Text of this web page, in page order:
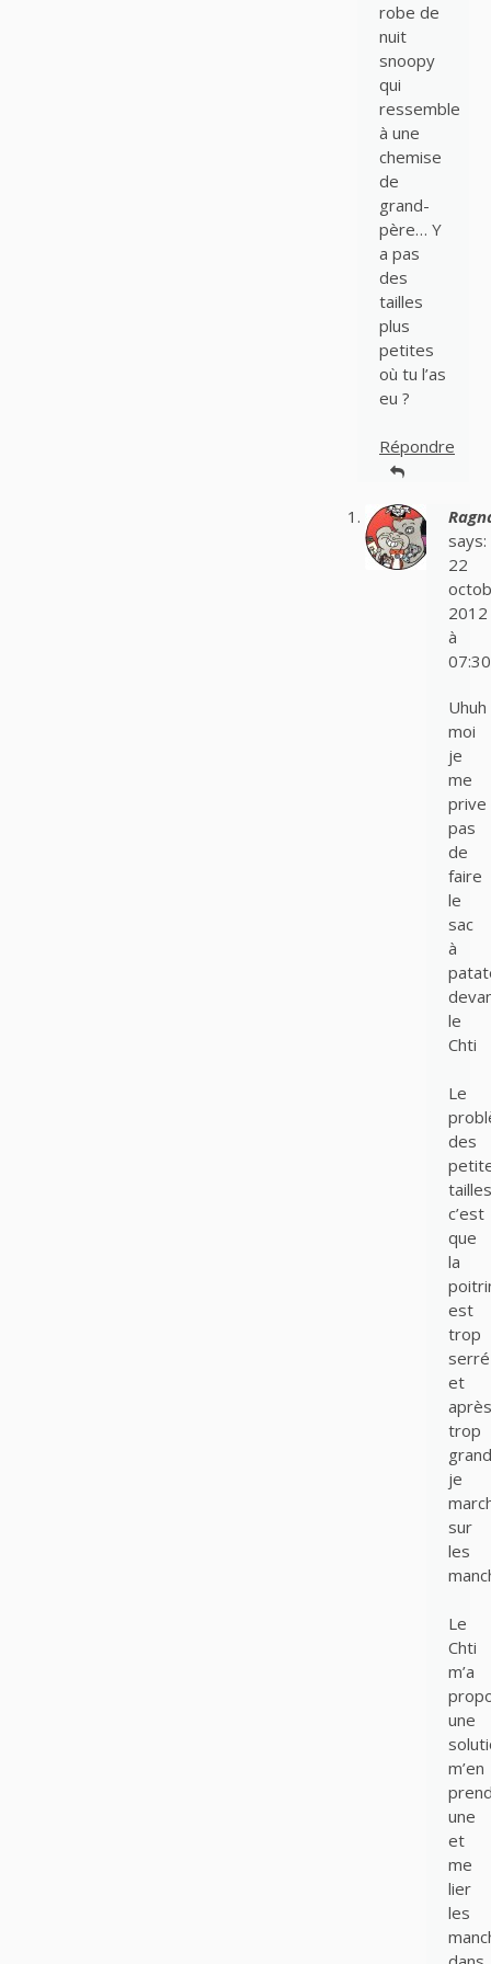
robe de
nuit
snoopy
qui
ressemble
à une
chemise
de
grand-
père… Y
a pas
des
tailles
plus
petites
où tu l’as
eu ?
Répondre
says:
22
2012
à
07:30
Uhuh
moi
je
me
prive
pas
de
faire
le
sac
à
le
Chti
Le
des
tailles
c’est
que
la
est
trop
serré
et
après
trop
grand
je
sur
les
Le
Chti
m’a
une
m’en
une
et
me
lier
les